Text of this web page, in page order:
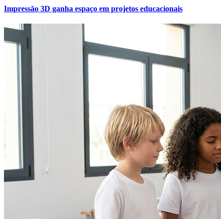
Impressão 3D ganha espaço em projetos educacionais